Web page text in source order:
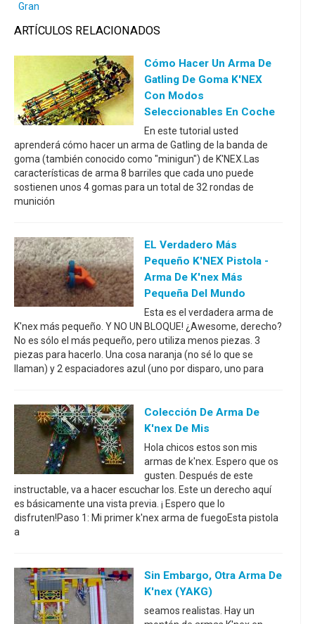
Gran
ARTÍCULOS RELACIONADOS
Cómo Hacer Un Arma De
Gatling De Goma K'NEX
Con Modos
Seleccionables En Coche
En este tutorial usted
aprenderá cómo hacer un arma de Gatling de la banda de
goma (también conocido como "minigun") de K'NEX.Las
características de arma 8 barriles que cada uno puede
sostienen unos 4 gomas para un total de 32 rondas de
munición
EL Verdadero Más
Pequeño K'NEX Pistola -
Arma De K'nex Más
Pequeña Del Mundo
Esta es el verdadera arma de
K'nex más pequeño. Y NO UN BLOQUE! ¿Awesome, derecho?
No es sólo el más pequeño, pero utiliza menos piezas. 3
piezas para hacerlo. Una cosa naranja (no sé lo que se
llaman) y 2 espaciadores azul (uno por disparo, uno para
Colección De Arma De
K'nex De Mis
Hola chicos estos son mis
armas de k'nex. Espero que os
gusten. Después de este
instructable, va a hacer escuchar los. Este un derecho aquí
es básicamente una vista previa. ¡ Espero que lo
disfruten!Paso 1: Mi primer k'nex arma de fuegoEsta pistola
a
Sin Embargo, Otra Arma De
K'nex (YAKG)
seamos realistas. Hay un